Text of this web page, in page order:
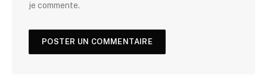
je commente.